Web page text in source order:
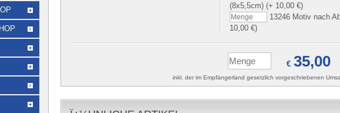
(8x5,5cm) (+ 10,00 €)
13246 Motiv nach
10,00 €)
€ 35,00
inkl. der im Empfängerland gesetzlich vorgeschriebenen